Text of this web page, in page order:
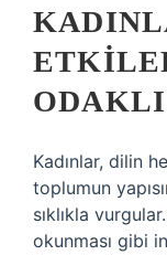
Kadınlar, dilin
toplumun
sıklıkla
okunması gibi